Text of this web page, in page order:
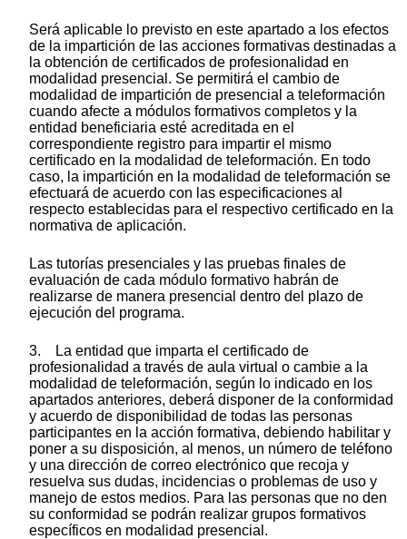
Será aplicable lo previsto en este apartado a los efectos
de la impartición de las acciones formativas destinadas a
la obtención de certificados de profesionalidad en
modalidad presencial. Se permitirá el cambio de
modalidad de impartición de presencial a teleformación
cuando afecte a módulos formativos completos y la
entidad beneficiaria esté acreditada en el
correspondiente registro para impartir el mismo
certificado en la modalidad de teleformación. En todo
caso, la impartición en la modalidad de teleformación se
efectuará de acuerdo con las especificaciones al
respecto establecidas para el respectivo certificado en la
normativa de aplicación.
Las tutorías presenciales y las pruebas finales de
evaluación de cada módulo formativo habrán de
realizarse de manera presencial dentro del plazo de
ejecución del programa.
3. La entidad que imparta el certificado de
profesionalidad a través de aula virtual o cambie a la
modalidad de teleformación, según lo indicado en los
apartados anteriores, deberá disponer de la conformidad
y acuerdo de disponibilidad de todas las personas
participantes en la acción formativa, debiendo habilitar y
poner a su disposición, al menos, un número de teléfono
y una dirección de correo electrónico que recoja y
resuelva sus dudas, incidencias o problemas de uso y
manejo de estos medios. Para las personas que no den
su conformidad se podrán realizar grupos formativos
específicos en modalidad presencial.